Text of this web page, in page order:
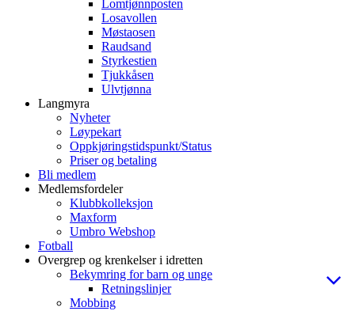
Lomtjønnposten
Losavollen
Møstaosen
Raudsand
Styrkestien
Tjukkåsen
Ulvtjønna
Langmyra
Nyheter
Løypekart
Oppkjøringstidspunkt/Status
Priser og betaling
Bli medlem
Medlemsfordeler
Klubbkolleksjon
Maxform
Umbro Webshop
Fotball
Overgrep og krenkelser i idretten
Bekymring for barn og unge
Retningslinjer
Mobbing